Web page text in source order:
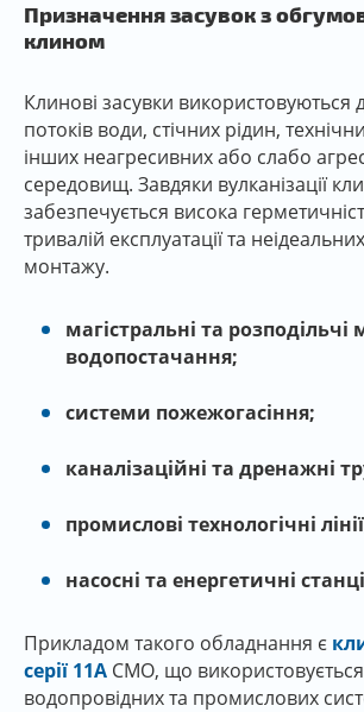
Призначення засувок з
клином
Клинові засувки використовуються
потоків води, стічних рідин,
інших неагресивних або слабо
середовищ. Завдяки вулканізації
забезпечується висока
тривалій експлуатації та
монтажу.
магістральні та розподільчі
водопостачання;
системи пожежогасіння;
каналізаційні та дренажні
промислові технологічні
насосні та енергетичні
Прикладом такого обладнання є
серії 11A СМО, що
водопровідних та промислових